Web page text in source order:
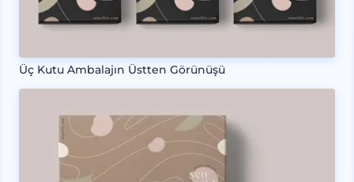
Üç Kutu Ambalajın Üstten Görünüşü